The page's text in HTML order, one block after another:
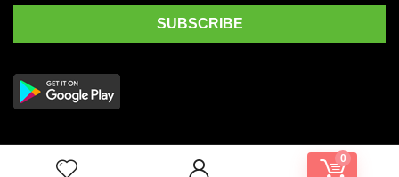
0
2019 Wpsoul.com Design. All rights reserved.